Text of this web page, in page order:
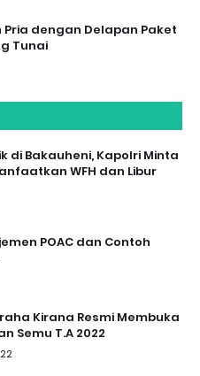
Pria dengan Delapan Paket
Tunai
di Bakauheni, Kapolri Minta
WFH dan Libur
POAC dan Contoh
Kirana Resmi Membuka
Semu T.A 2022